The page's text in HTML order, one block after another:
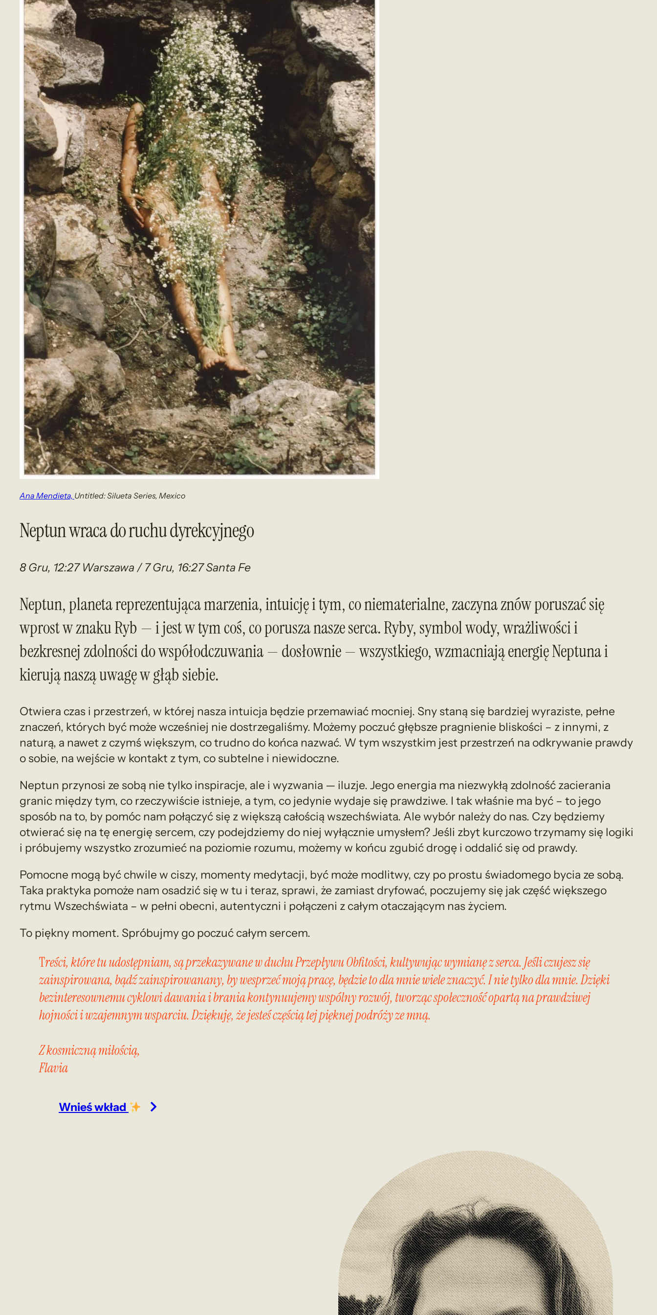
Ana Mendieta, Untitled: Silueta Series, Mexico
Neptun wraca do ruchu dyrekcyjnego
8 Gru, 12:27 Warszawa / 7 Gru, 16:27 Santa Fe
Neptun, planeta reprezentująca marzenia, intuicję i tym, co niematerialne, zaczyna znów poruszać się
wprost w znaku Ryb — i jest w tym coś, co porusza nasze serca. Ryby, symbol wody, wrażliwości i
bezkresnej zdolności do współodczuwania — dosłownie — wszystkiego, wzmacniają energię Neptuna i
kierują naszą uwagę w głąb siebie.
Otwiera czas i przestrzeń, w której nasza intuicja będzie przemawiać mocniej. Sny staną się bardziej wyraziste, pełne
znaczeń, których być może wcześniej nie dostrzegaliśmy. Możemy poczuć głębsze pragnienie bliskości – z innymi, z
naturą, a nawet z czymś większym, co trudno do końca nazwać. W tym wszystkim jest przestrzeń na odkrywanie prawdy
o sobie, na wejście w kontakt z tym, co subtelne i niewidoczne.
Neptun przynosi ze sobą nie tylko inspiracje, ale i wyzwania — iluzje. Jego energia ma niezwykłą zdolność zacierania
granic między tym, co rzeczywiście istnieje, a tym, co jedynie wydaje się prawdziwe. I tak właśnie ma być – to jego
sposób na to, by pomóc nam połączyć się z większą całością wszechświata. Ale wybór należy do nas. Czy będziemy
otwierać się na tę energię sercem, czy podejdziemy do niej wyłącznie umysłem? Jeśli zbyt kurczowo trzymamy się logiki
i próbujemy wszystko zrozumieć na poziomie rozumu, możemy w końcu zgubić drogę i oddalić się od prawdy.
Pomocne mogą być chwile w ciszy, momenty medytacji, być może modlitwy, czy po prostu świadomego bycia ze sobą.
Taka praktyka pomoże nam osadzić się w tu i teraz, sprawi, że zamiast dryfować, poczujemy się jak część większego
rytmu Wszechświata – w pełni obecni, autentyczni i połączeni z całym otaczającym nas życiem.
To piękny moment. Spróbujmy go poczuć całym sercem.
Treści, które tu udostępniam, są przekazywane w duchu Przepływu Obfitości, kultywując wymianę z serca. Jeśli czujesz się
zainspirowana, bądź zainspirowanany, by wesprzeć moją pracę, będzie to dla mnie wiele znaczyć. I nie tylko dla mnie. Dzięki
bezinteresownemu cyklowi dawania i brania kontynuujemy wspólny rozwój, tworząc społeczność opartą na prawdziwej
hojności i wzajemnym wsparciu. Dziękuję, że jesteś częścią tej pięknej podróży ze mną.
Z kosmiczną miłością,
Flavia
Wnieś wkład